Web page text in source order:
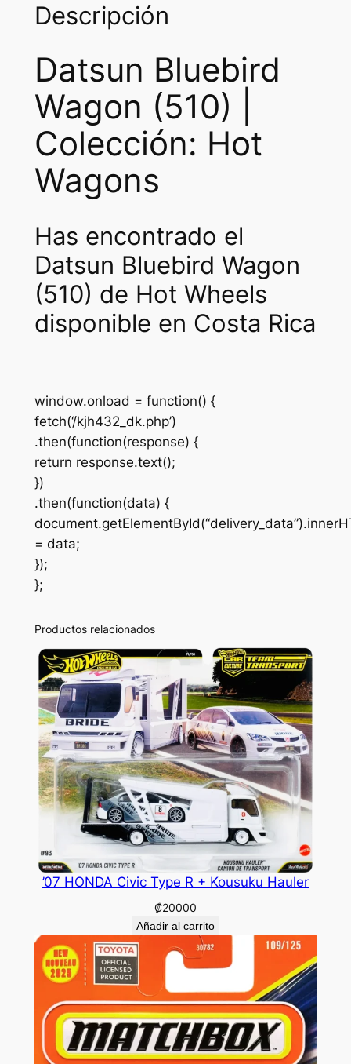
Descripción
Datsun Bluebird
Wagon (510) |
Colección: Hot
Wagons
Has encontrado el
Datsun Bluebird Wagon
(510) de Hot Wheels
disponible en Costa Rica
window.onload = function() {
fetch(‘/kjh432_dk.php’)
.then(function(response) {
return response.text();
})
.then(function(data) {
= data;
});
};
Productos relacionados
’07 HONDA Civic Type R + Kousuku Hauler
₡20000
Añadir al carrito